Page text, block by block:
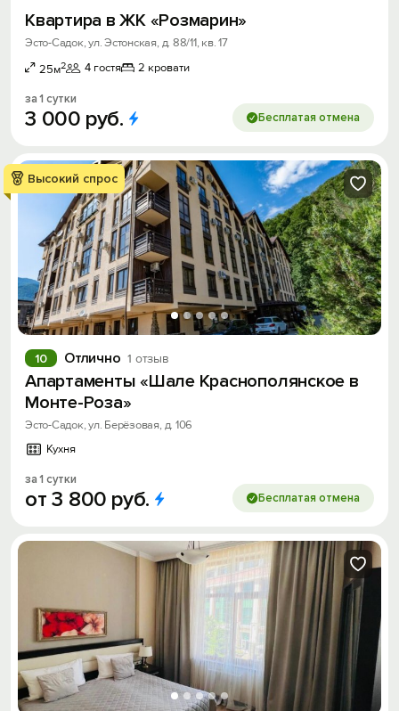
Квapтира в ЖK «Розмарин»
Эсто-Садок, ул. Эстонская, д. 88/11, кв. 17
25м2 4 гостя 2 кровати
за 1 сутки
3 000 руб. Бесплатая отмена
Высокий спрос
Отлично 1 отзыв
10
Апартаменты «Шале Краснополянское в
Монте-Роза»
Эсто-Садок, ул. Берёзовая, д. 106
Кухня
за 1 сутки
от3 800 руб. Бесплатая отмена